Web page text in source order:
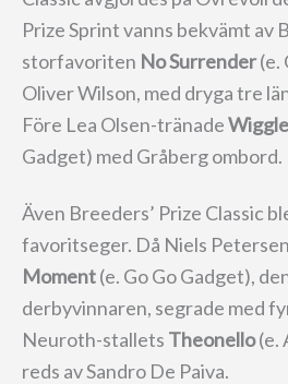
Prize Sprint vanns bekvämt av
storfavoriten No Surrender(e.
Oliver Wilson, med dryga tre
Före Lea Olsen-tränade
Gadget) med Gråberg ombord.
Även Breeders’ Prize Classic
favoritseger. Då Niels
Moment(e. Go Go Gadget),
derbyvinnaren, segrade med
Neuroth-stallets Theonello(e.
reds av Sandro De Paiva.